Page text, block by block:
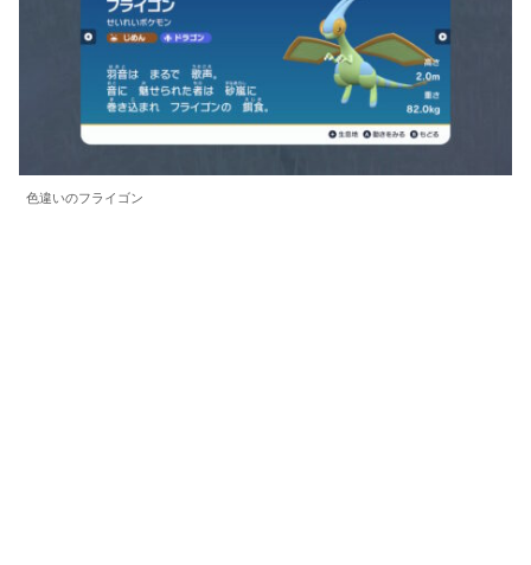
色違いのフライゴン